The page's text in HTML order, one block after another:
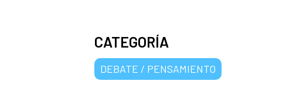
CATEGORÍA
DEBATE / PENSAMIENTO